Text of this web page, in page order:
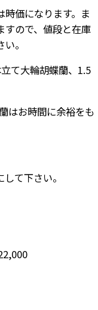
価になります。ま
すので、値段と在庫
。
て大輪胡蝶蘭、1.5
はお時間に余裕をも
て下さい。